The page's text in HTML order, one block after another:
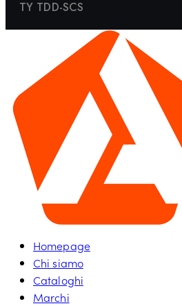
TY TDD-SCS
Homepage
Chi siamo
Cataloghi
Marchi